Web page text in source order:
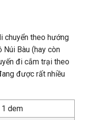
chuyển theo hướng
Núi Bàu (hay còn
đi cắm trại theo
được rất nhiều